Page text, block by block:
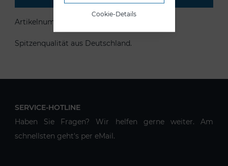
Artikelnummer:
Spitzenqualität aus Deutschland.
SERVICE-HOTLINE
Haben Sie Fragen? Wir helfen gerne weiter. Am
schnellsten geht's per eMail.
Cookie-Details